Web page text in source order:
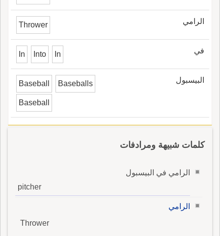
الرامي Thrower
في In Into In
البيسبول Baseball Baseballs
Baseball
كلمات شبيهة ومرادفات
الرامي في البيسبول
pitcher
الرامي
Thrower